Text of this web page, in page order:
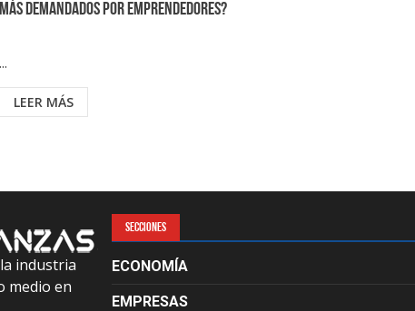
más demandados por emprendedores?
...
LEER MÁS
industria
medio en
SECCIONES
ECONOMÍA
EMPRESAS